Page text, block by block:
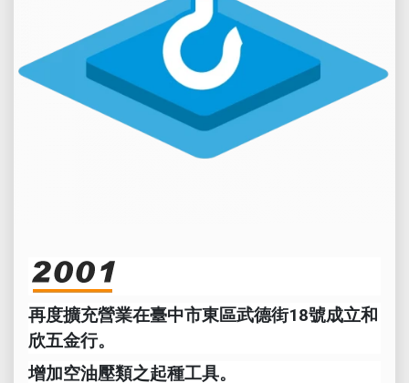
再度擴充營業在臺中市東區武德街18號成立和
欣五金行。
增加空油壓類之起種工具。